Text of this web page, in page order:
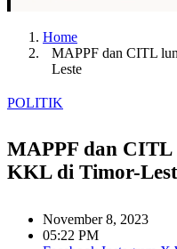
Home
MAPPF dan CITL
Leste
POLITIK
MAPPF dan
KKL di Timor-
November 8, 2023
05:22 PM